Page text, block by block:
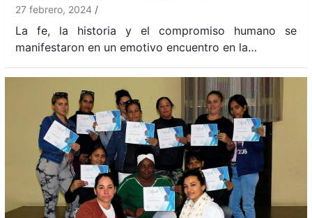
27 febrero, 2024
La fe, la historia y el compromiso humano se
manifestaron en un emotivo encuentro en la…